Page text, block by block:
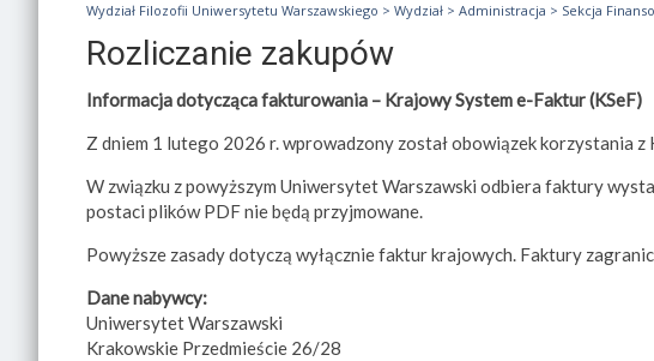
Wydział Filozofii Uniwersytetu Warszawskiego > Wydział > Administracja > Sekcja
Rozliczanie zakupów
Informacja dotycząca fakturowania – Krajowy System e-Faktur (KSeF)
Z dniem 1 lutego 2026 r. wprowadzony został obowiązek korzystania
W związku z powyższym Uniwersytet Warszawski odbiera faktury
postaci plików PDF nie będą przyjmowane.
Powyższe zasady dotyczą wyłącznie faktur krajowych. Faktury
Dane nabywcy:
Uniwersytet Warszawski
Krakowskie Przedmieście 26/28